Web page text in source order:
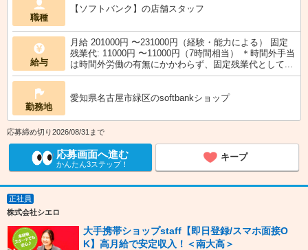
職種
【ソフトバンク】の店舗スタッフ
給与
月給 201000円 〜231000円（経験・能力による） 固定
残業代: 11000円 〜11000円（7時間相当） ＊時間外手当
は時間外労働の有無にかかわらず、固定残業代として...
勤務地
愛知県名古屋市緑区のsoftbankショップ
応募締め切り2026/08/31まで
応募画面へ進む
かんたん3ステップ！
キープ
正社員
株式会社シエロ
大手携帯ショップstaff【即日登録/スマホ面接O
K】高月給で安定収入！＜南大高＞